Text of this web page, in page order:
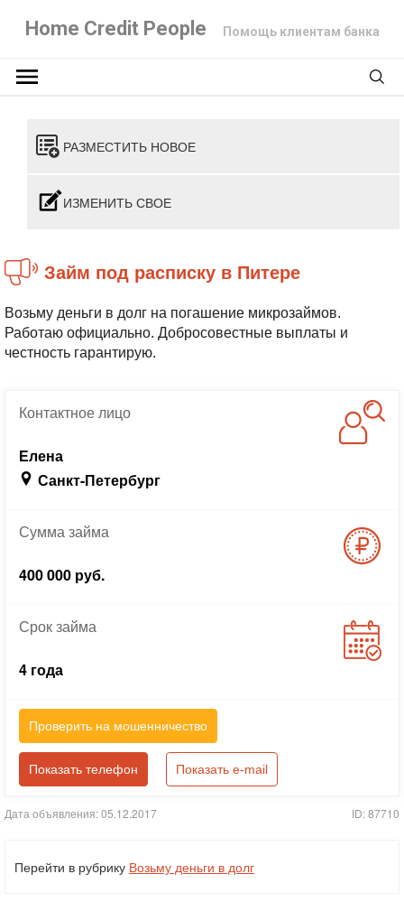
Home Credit People Помощь клиентам банка
РАЗМЕСТИТЬ НОВОЕ
ИЗМЕНИТЬ СВОЕ
займ под расписку в Питере
Возьму деньги в долг на погашение микрозаймов.
Работаю официально. Добросовестные выплаты и
честность гарантирую.
Контактноелицо
Елена
Санкт-Петербург
Суммазайма
400 000 руб.
Срокзайма
4 года
Проверить на мошенничество
Показать телефон Показать e-mail
Дата объявления: 05.12.2017 ID: 87710
Перейти в рубрику Возьму деньги в долг